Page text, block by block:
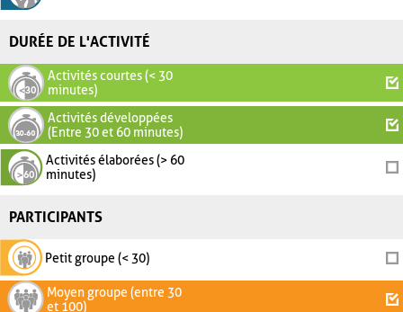
DURÉE DE L'ACTIVITÉ
Activités courtes (< 30
minutes)
Activités développées
(Entre 30 et 60 minutes)
Activités élaborées (> 60
minutes)
PARTICIPANTS
Petit groupe (< 30)
Moyen groupe (entre 30
et 100)